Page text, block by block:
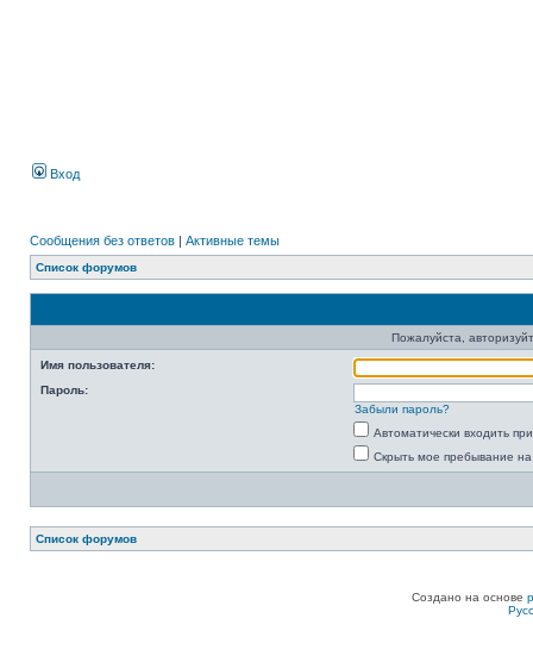
Вход
Сообщения без ответов | Активные темы
Список форумов
Пожалуйста,
Имя пользователя:
Пароль:
Забыли пароль?
Автоматически входить
Скрыть мое пребывание
Список форумов
Создано на основе